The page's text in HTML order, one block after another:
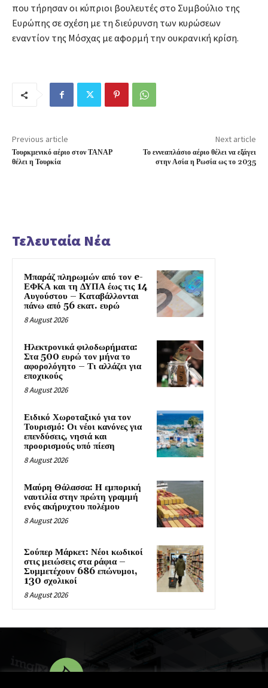
που τήρησαν οι κύπριοι βουλευτές στο Συμβούλιο της
Ευρώπης σε σχέση με τη διεύρυνση των κυρώσεων
εναντίον της Μόσχας με αφορμή την ουκρανική κρίση.
Previous article
Τουρκμενικό αέριο στον ΤΑΝΑΡ
θέλει η Τουρκία
Next article
Το εννεαπλάσιο αέριο θέλει να εξάγει
στην Ασία η Ρωσία ως το 2035
Τελευταία Νέα
Μπαράζ πληρωμών από τον e-
ΕΦΚΑ και τη ΔΥΠΑ έως τις 14
Αυγούστου – Καταβάλλονται
πάνω από 56 εκατ. ευρώ
8 August 2026
Ηλεκτρονικά φιλοδωρήματα:
Στα 500 ευρώ τον μήνα το
αφορολόγητο – Τι αλλάζει για
εποχικούς
8 August 2026
Ειδικό Χωροταξικό για τον
Τουρισμό: Οι νέοι κανόνες για
επενδύσεις, νησιά και
προορισμούς υπό πίεση
8 August 2026
Μαύρη Θάλασσα: Η εμπορική
ναυτιλία στην πρώτη γραμμή
ενός ακήρυχτου πολέμου
8 August 2026
Σούπερ Μάρκετ: Νέοι κωδικοί
στις μειώσεις στα ράφια –
Συμμετέχουν 686 επώνυμοι,
130 σχολικοί
8 August 2026